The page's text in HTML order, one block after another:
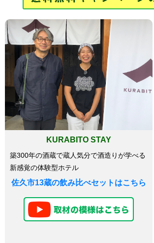
KURABITO STAY
築300年の酒蔵で蔵人気分で酒造りが学べる
新感覚の体験型ホテル
佐久市13蔵の飲み比べセットはこちら